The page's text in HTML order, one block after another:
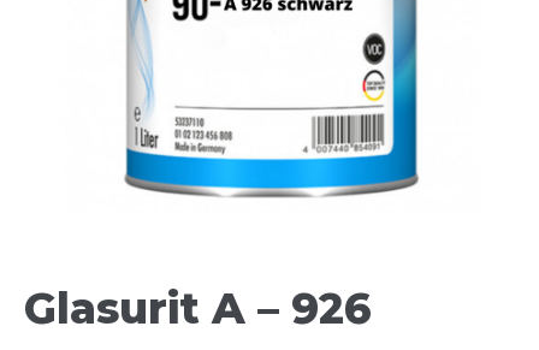
Glasurit A – 926